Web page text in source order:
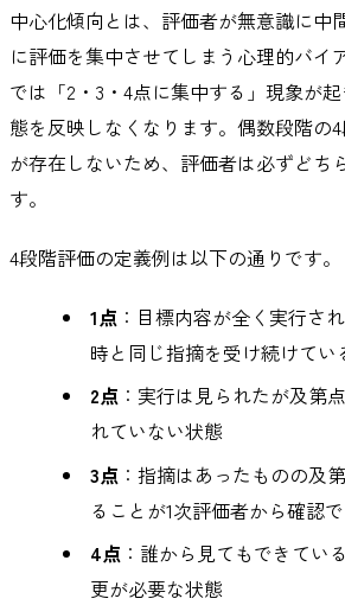
中心化傾向とは、評価者が無意識に中
に評価を集中させてしまう心理的バイ
では「2・3・4点に集中する」現象が
態を反映しなくなります。偶数段階の
が存在しないため、評価者は必ずどち
す。
4段階評価の定義例は以下の通りです。
1点 ：目標内容が全く実行さ
時と同じ指摘を受け続けてい
2点 ：実行は見られたが及第
れていない状態
3点 ：指摘はあったものの及
ることが1次評価者から確認
4点 ：誰から見てもできてい
更が必要な状態